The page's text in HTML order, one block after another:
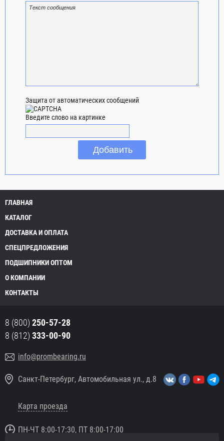
Защита от автоматических сообщений
Введите слово на картинке
ГЛАВНАЯ
КАТАЛОГ
ДОСТАВКА И ОПЛАТА
СПЕЦПРЕДЛОЖЕНИЯ
ПОДШИПНИКИ ОПТОМ
О КОМПАНИИ
КОНТАКТЫ
8 (800) 250-57-28
8 (812) 333-00-90
info@prombearing.ru
Санкт-Петербург, Автомобильная ул., д.8
Карта проезда
ПН-ЧТ 8:00-17:30, ПТ 8:00-17:00